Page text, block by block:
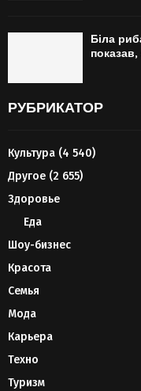
Біла
РУБРИКАТОР
Культура (4 540)
Другое (2 655)
Здоровье
Еда
Шоу-бизнес
Красота
Семья
Мода
Карьера
Техно
Туризм